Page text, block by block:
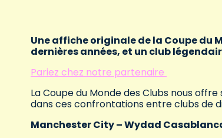
Une affiche originale de la Coupe du
dernières années, et un club
Pariez chez notre partenaire
La Coupe du Monde des Clubs nous
dans ces confrontations entre clubs de
Manchester City – Wydad